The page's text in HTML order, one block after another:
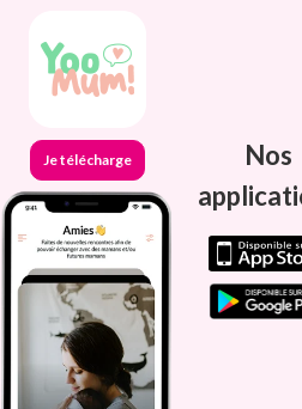
Je télécharge
Nos